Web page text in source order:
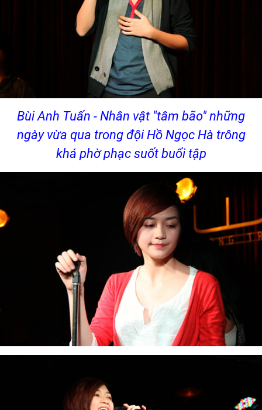
Bùi Anh Tuấn - Nhân vật "tâm bão" những
ngày vừa qua trong đội Hồ Ngọc Hà trông
khá phờ phạc suốt buổi tập